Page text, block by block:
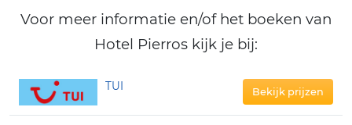
Voor meer informatie en/of het boeken van
Hotel Pierros kijk je bij:
TUI Bekijk prijzen